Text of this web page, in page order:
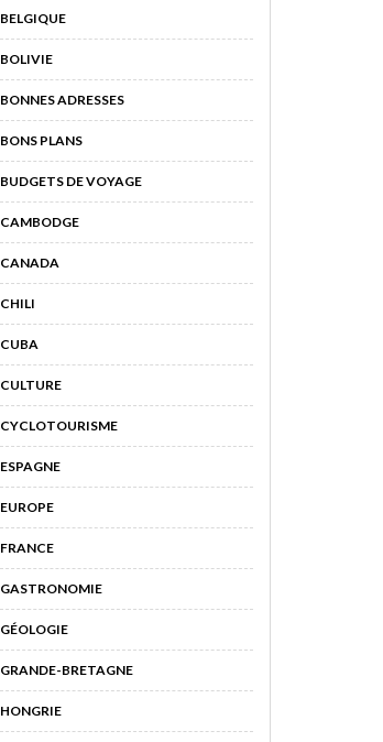
BELGIQUE
BOLIVIE
BONNES ADRESSES
BONS PLANS
BUDGETS DE VOYAGE
CAMBODGE
CANADA
CHILI
CUBA
CULTURE
CYCLOTOURISME
ESPAGNE
EUROPE
FRANCE
GASTRONOMIE
GÉOLOGIE
GRANDE-BRETAGNE
HONGRIE